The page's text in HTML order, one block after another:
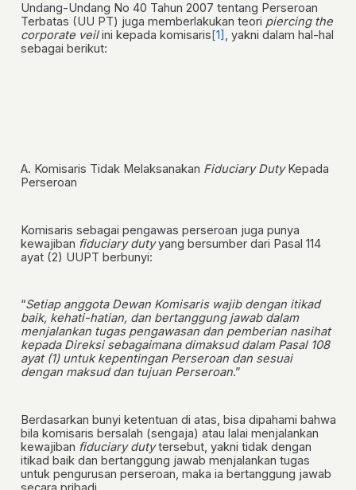
Undang-Undang No 40 Tahun 2007 tentang Perseroan
Terbatas (UU PT) juga memberlakukan teori piercing the
corporate veilini kepada komisaris [1] , yakni dalam hal-hal
sebagai berikut:
A. Komisaris Tidak Melaksanakan Fiduciary DutyKepada
Perseroan
Komisaris sebagai pengawas perseroan juga punya
kewajiban fiduciary dutyyang bersumber dari Pasal 114
ayat (2) UUPT berbunyi:
“Setiap anggota Dewan Komisaris wajib dengan itikad
baik, kehati-hatian, dan bertanggung jawab dalam
menjalankan tugas pengawasan dan pemberian nasihat
kepada Direksi sebagaimana dimaksud dalam Pasal 108
ayat (1) untuk kepentingan Perseroan dan sesuai
dengan maksud dan tujuan Perseroan.”
Berdasarkan bunyi ketentuan di atas, bisa dipahami bahwa
bila komisaris bersalah (sengaja) atau lalai menjalankan
kewajiban fiduciary dutytersebut, yakni tidak dengan
itikad baik dan bertanggung jawab menjalankan tugas
untuk pengurusan perseroan, maka ia bertanggung jawab